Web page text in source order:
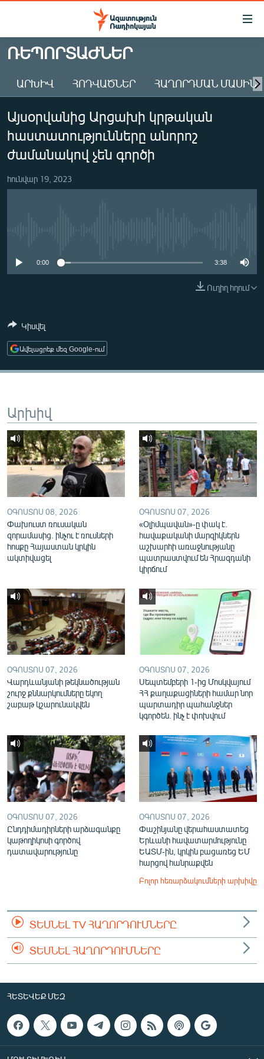
Մատչելիության
Անցնել
հիմնական
Անցնել
հիմնական
մենյուին
Որոնում
ԱԶԱՏՈՒԹՅՈՒՆ TV
ՀԱՅԱՍՏԱՆ
ԸՆՏՐՈՒԹՅՈՒՆՆԵՐ 2026
ԻՐԱՎՈՒՆՔ
ՏՆՏԵՍՈՒԹՅՈՒՆ
ՄԻՋԱԶԳԱՅԻՆ
ՄԵԿՆԱԲԱՆՈՒԹՅՈՒՆ
ՏՏ ԵՒ ԻՆՏԵՐՆԵՏ
ՏԵՍԱՆՅՈՒԹԵՐ
ԲԱՆԱՎԵՃ
ՁԳՏԵԼՈՎ ԼԱՎԱԳՈՒՅՆԻՆ
ՓՈԴՔԱՍԹ
Հայերեն
English
Русский
ՀԵՏԵՎԵՔ ՄԵԶ
«Ազատության» բոլոր կայքերը
ՌԵՊՈՐՏԱԺՆԵՐ
ԱՐԽԻՎ ՀՈԴՎԱԾՆԵՐ ՀԱՂՈՐԴՄԱՆ ՄԱՍԻՆ
Այսօրվանից Արցախի կրթական
հաստատությունները անորոշ
ժամանակով չեն գործի
հունվար 19, 2023
0:00 3:38
Ուղիղ հղում
Կիսվել
Ավելացրեք մեզ Google-ում
Արխիվ
ՕԳՈՍՏՈՍ 08, 2026
Փախուստ ռուսական
զորամասից. ինչու է ռուսների
հոսքը Հայաստան կրկին
ակտիվացել
ՕԳՈՍՏՈՍ 07, 2026
«Օլիմպավան»-ը փակ է.
հավաքականի մարզիկներն
աշխարհի առաջնությանը
պատրաստվում են Հրազդանի
կիրճում
ՕԳՈՍՏՈՍ 07, 2026
Վարդևանյանի թեկնածության
շուրջ քննարկումները եկող
շաբաթ կշարունակվեն
ՕԳՈՍՏՈՍ 07, 2026
Սեպտեմբերի 1-ից Մոսկվայում
ՀՀ քաղաքացիների համար նոր
պարտադիր պահանջներ
կգործեն. ինչ է փոխվում
ՕԳՈՍՏՈՍ 07, 2026
Ընդդիմադիրների արձագանքը
կաթողիկոսի գործով
դատավարությունը
ՕԳՈՍՏՈՍ 07, 2026
Փաշինյանը վերահաստատեց
Երևանի հավատարմությունը
ԵԱՏՄ-ին, կրկին բացառեց ԵՄ
հարցով հանրաքվեն
Բոլոր հեռարձակումների արխիվը
ՏԵՍՆԵԼ TV ՀԱՂՈՐԴՈՒՄՆԵՐԸ
ՏԵՍՆԵԼ ՀԱՂՈՐԴՈՒՄՆԵՐԸ
ՀԵՏԵՎԵՔ ՄԵԶ